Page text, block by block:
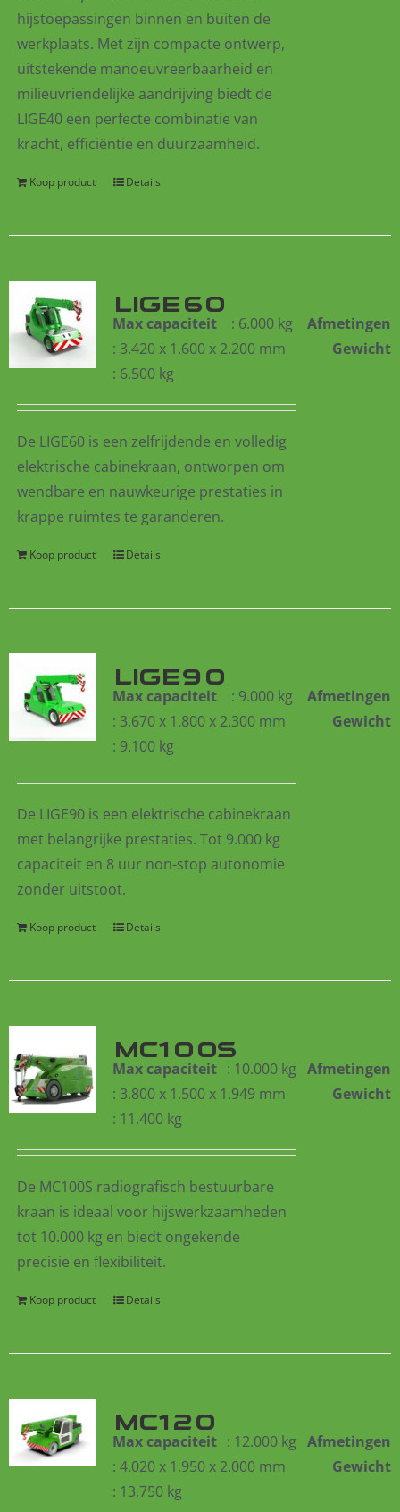
hijstoepassingen binnen en buiten de
werkplaats. Met zijn compacte ontwerp,
uitstekende manoeuvreerbaarheid en
milieuvriendelijke aandrijving biedt de
LIGE40 een perfecte combinatie van
kracht, efficiëntie en duurzaamheid.
Koop product Details
LIGE60
Max capaciteit : 6.000 kg
Afmetingen
: 3.420 x 1.600 x 2.200 mm
Gewicht
: 6.500 kg
De LIGE60 is een zelfrijdende en volledig
elektrische cabinekraan, ontworpen om
wendbare en nauwkeurige prestaties in
krappe ruimtes te garanderen.
Koop product Details
LIGE90
Max capaciteit : 9.000 kg
Afmetingen
: 3.670 x 1.800 x 2.300 mm
Gewicht
: 9.100 kg
De LIGE90 is een elektrische cabinekraan
met belangrijke prestaties. Tot 9.000 kg
capaciteiten 8 uur non-stop autonomie
zonder uitstoot.
Koop product Details
MC100S
Max capaciteit : 10.000 kg Afmetingen
: 3.800 x 1.500 x 1.949 mm
Gewicht
: 11.400 kg
De MC100S radiografisch bestuurbare
kraan is ideaal voor hijswerkzaamheden
tot 10.000 kg en biedt ongekende
precisie en flexibiliteit.
Koop product Details
MC120
Max capaciteit : 12.000 kg Afmetingen
: 4.020 x 1.950 x 2.000 mm
Gewicht
: 13.750 kg